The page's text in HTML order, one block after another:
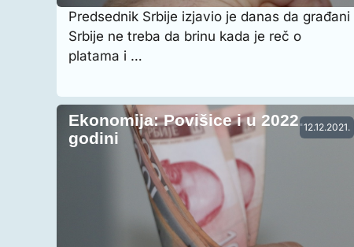
Predsednik Srbije izjavio je danas da građani
Srbije ne treba da brinu kada je reč o
platama i …
12.12.2021.
Ekonomija: Povišice i u 2022.
godini